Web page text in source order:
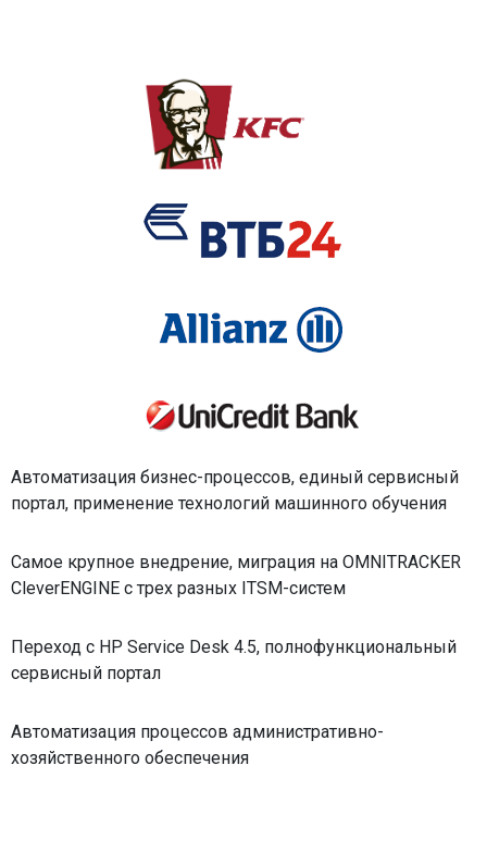
Автоматизация бизнес-процессов, единый сервисный
портал, применение технологий машинного обучения
Самое крупное внедрение, миграция на OMNITRACKER
CleverENGINE с трех разных ITSM-систем
Переход с HP Service Desk 4.5, полнофункциональный
сервисный портал
Автоматизация процессов административно-
хозяйственного обеспечения